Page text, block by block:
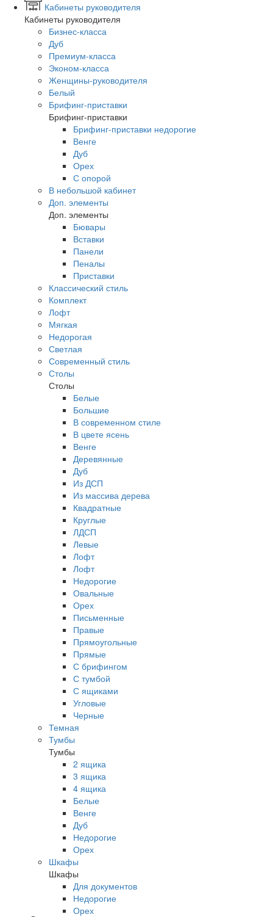
Кабинеты руководителя
Кабинеты руководителя
Бизнес-класса
Дуб
Премиум-класса
Эконом-класса
Женщины-руководителя
Белый
Брифинг-приставки
Брифинг-приставки
Брифинг-приставки недорогие
Венге
Дуб
Орех
С опорой
В небольшой кабинет
Доп. элементы
Доп. элементы
Бювары
Вставки
Панели
Пеналы
Приставки
Классический стиль
Комплект
Лофт
Мягкая
Недорогая
Светлая
Современный стиль
Столы
Столы
Белые
Большие
В современном стиле
В цвете ясень
Венге
Деревянные
Дуб
Из ДСП
Из массива дерева
Квадратные
Круглые
ЛДСП
Левые
Лофт
Лофт
Недорогие
Овальные
Орех
Письменные
Правые
Прямоугольные
Прямые
С брифингом
С тумбой
С ящиками
Угловые
Черные
Темная
Тумбы
Тумбы
2 ящика
3 ящика
4 ящика
Белые
Венге
Дуб
Недорогие
Орех
Шкафы
Шкафы
Для документов
Недорогие
Орех